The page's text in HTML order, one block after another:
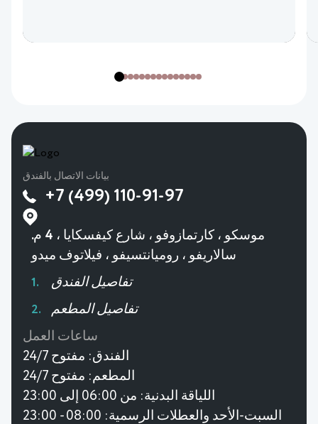
بيانات الاتصال بالفندق
+7 (499) 110-91-97
موسكو ، كارتمازوفو ، شارع كيفسكايا ، 4 م.
سالاريفو ، روميانتسيفو ، فيلاتوف ميدو
تفاصيل الفندق
تفاصيل المطعم
ساعات العمل
الفندق: مفتوح 24/7
المطعم: مفتوح 24/7
اللياقة البدنية: من 06:00 إلى 23:00
السبت-الأحد والعطلات الرسمية: 08:00 - 23:00